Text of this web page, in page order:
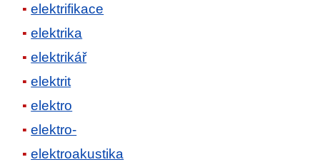
elektrifikace
elektrika
elektrikář
elektrit
elektro
elektro-
elektroakustika